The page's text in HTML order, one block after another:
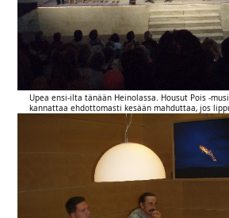
Upea ensi-ilta tänään Heinolassa. Housut Pois -
kannattaa ehdottomasti kesään mahduttaa, jos